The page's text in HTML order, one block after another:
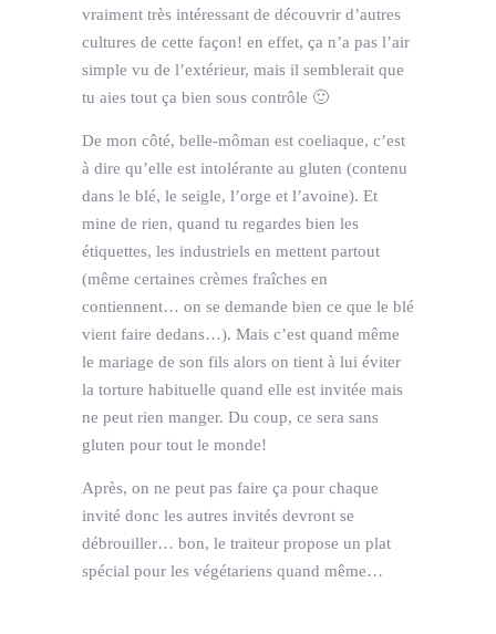
vraiment très intéressant de découvrir d’autres
cultures de cette façon! en effet, ça n’a pas l’air
simple vu de l’extérieur, mais il semblerait que
tu aies tout ça bien sous contrôle 🙂
De mon côté, belle-môman est coeliaque, c’est
à dire qu’elle est intolérante au gluten (contenu
dans le blé, le seigle, l’orge et l’avoine). Et
mine de rien, quand tu regardes bien les
étiquettes, les industriels en mettent partout
(même certaines crèmes fraîches en
contiennent… on se demande bien ce que le blé
vient faire dedans…). Mais c’est quand même
le mariage de son fils alors on tient à lui éviter
la torture habituelle quand elle est invitée mais
ne peut rien manger. Du coup, ce sera sans
gluten pour tout le monde!
Après, on ne peut pas faire ça pour chaque
invité donc les autres invités devront se
débrouiller… bon, le traiteur propose un plat
spécial pour les végétariens quand même…